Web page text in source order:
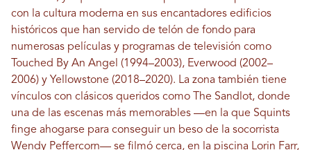
con la cultura moderna en sus encantadores edificios
históricos que han servido de telón de fondo para
numerosas películas y programas de televisión como
Touched By An Angel (1994–2003), Everwood (2002–
2006) y Yellowstone (2018–2020). La zona también tiene
vínculos con clásicos queridos como The Sandlot, donde
una de las escenas más memorables —en la que Squints
finge ahogarse para conseguir un beso de la socorrista
Wendy Peffercorn— se filmó cerca, en la piscina Lorin Farr,